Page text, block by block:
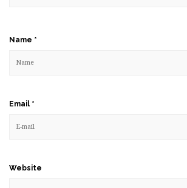
Name *
Email *
Website